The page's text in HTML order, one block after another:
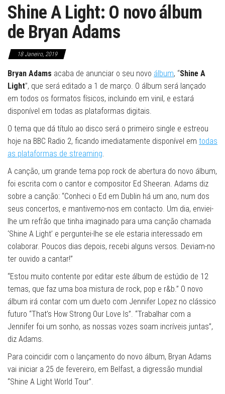
Shine A Light: O novo álbum
de Bryan Adams
18 Janeiro, 2019
Bryan Adams acaba de anunciar o seu novo álbum, “Shine A
Light”, que será editado a 1 de março. O álbum será lançado
em todos os formatos físicos, incluindo em vinil, e estará
disponível em todas as plataformas digitais.
O tema que dá título ao disco será o primeiro single e estreou
hoje na BBC Radio 2, ficando imediatamente disponível em todas
as plataformas de streaming.
A canção, um grande tema pop rock de abertura do novo álbum,
foi escrita com o cantor e compositor Ed Sheeran. Adams diz
sobre a canção: “Conheci o Ed em Dublin há um ano, num dos
seus concertos, e mantivemo-nos em contacto. Um dia, enviei-
lhe um refrão que tinha imaginado para uma canção chamada
‘Shine A Light’ e perguntei-lhe se ele estaria interessado em
colaborar. Poucos dias depois, recebi alguns versos. Deviam-no
ter ouvido a cantar!”
“Estou muito contente por editar este álbum de estúdio de 12
temas, que faz uma boa mistura de rock, pop e r&b.” O novo
álbum irá contar com um dueto com Jennifer Lopez no clássico
futuro “That’s How Strong Our Love Is”. “Trabalhar com a
Jennifer foi um sonho, as nossas vozes soam incríveis juntas”,
diz Adams.
Para coincidir com o lançamento do novo álbum, Bryan Adams
vai iniciar a 25 de fevereiro, em Belfast, a digressão mundial
“Shine A Light World Tour”.